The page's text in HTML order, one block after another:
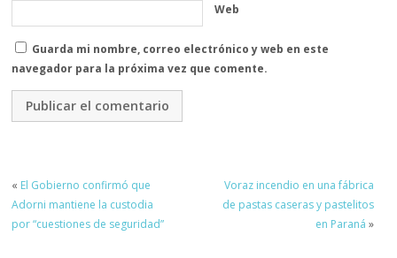
Web
Guarda mi nombre, correo electrónico y web en este
navegador para la próxima vez que comente.
« El Gobierno confirmó que
Adorni mantiene la custodia
por “cuestiones de seguridad”
Voraz incendio en una fábrica
de pastas caseras y pastelitos
en Paraná »